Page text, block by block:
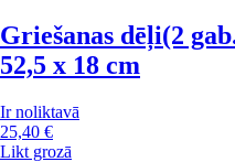
Griešanas dēļi(2
52,5 x 18 cm
Ir noliktavā
25,40 €
Likt grozā